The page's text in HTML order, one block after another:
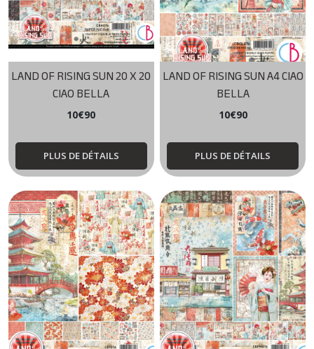
LAND OF RISING SUN 20 X 20
CIAO BELLA
10€90
PLUS DE DÉTAILS
LAND OF RISING SUN A4 CIAO
BELLA
10€90
PLUS DE DÉTAILS